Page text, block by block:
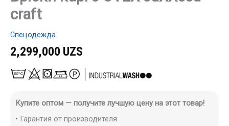
craft
Спецодежда
2,299,000 UZS
Купите оптом — получите лучшую цену на этот товар!
• Гарантия от производителя